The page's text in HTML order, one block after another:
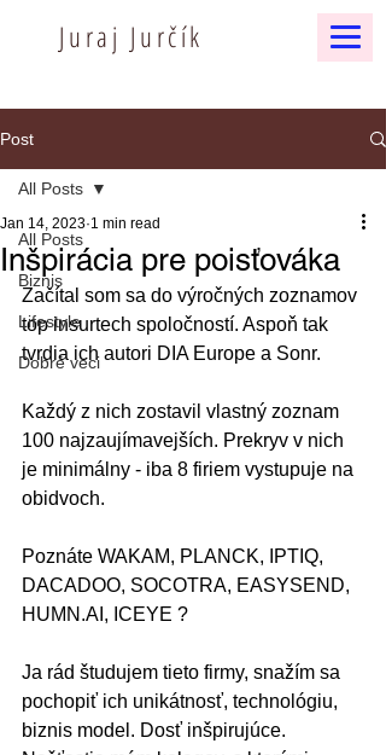
Juraj Jurčík
Post
All Posts
Biznis
Lifestyle
Dobré veci
All Posts
Inšpirácia pre poisťováka
Jan 14, 2023 1 min read
Začítal som sa do výročných zoznamov
top insurtech spoločností. Aspoň tak
tvrdia ich autori DIA Europe a Sonr.
Každý z nich zostavil vlastný zoznam
100 najzaujímavejších. Prekryv v nich
je minimálny - iba 8 firiem vystupuje na
obidvoch.
Poznáte WAKAM, PLANCK, IPTIQ,
DACADOO, SOCOTRA, EASYSEND,
HUMN.AI, ICEYE ?
Ja rád študujem tieto firmy, snažím sa
pochopiť ich unikátnosť, technológiu,
biznis model. Dosť inšpirujúce.